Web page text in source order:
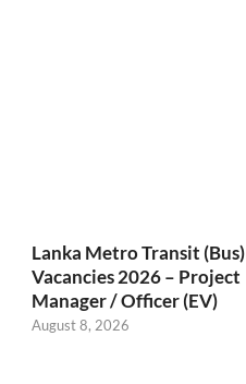
Lanka Metro Transit (Bus)
Vacancies 2026 – Project
Manager / Officer (EV)
August 8, 2026